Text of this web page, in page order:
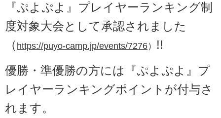
『ぷよぷよ』プレイヤーランキング制
度対象大会として承認されました
（ https://puyo-camp.jp/events/7276） !!
優勝・準優勝の方には『ぷよぷよ』プ
レイヤーランキングポイントが付与さ
れます。